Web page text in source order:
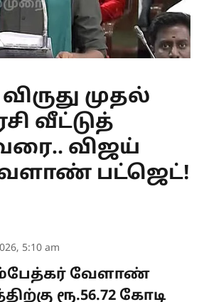
முதல்
வீட்டுத்
விஜய்
பட்ஜெட்!
5:10 am
வேளாண்
ரூ.56.72 கோடி